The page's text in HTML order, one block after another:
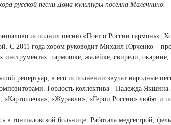
русской песни Дома культуры поселка Малечкино.
исполнил песню «Поет о России гармонь».
С 2011 года хором руководит Михаил Юрченко –
гармошке, жалейке, свирели, окарине,
репертуар, в его исполнении звучат народные
Гордость коллектива - Надежда
«Журавли», «Герои России» любят и
в тоншаловской больнице. Работала медсестрой,